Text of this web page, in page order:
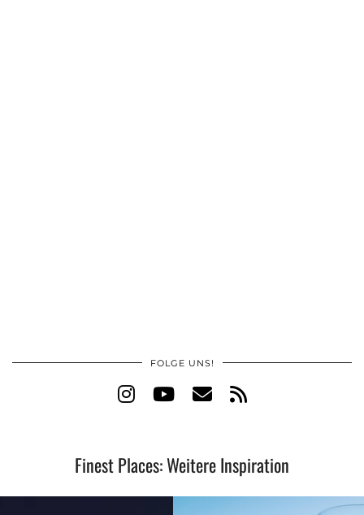
FOLGE UNS!
Finest Places: Weitere Inspiration